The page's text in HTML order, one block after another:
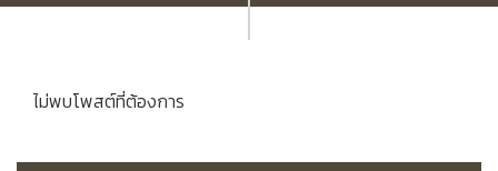
ไม่พบโพสต์ที่ต้องการ